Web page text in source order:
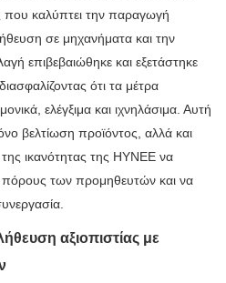
καλύπτει την παραγωγή
σε μηχανήματα και την
επιβεβαιώθηκε και εξετάστηκε
ότι τα μέτρα
ελέγξιμα και ιχνηλάσιμα. Αυτή
βελτίωση προϊόντος, αλλά και
ικανότητας της HYNEE να
πόρους των προμηθευτών και να
αξιοπιστίας με